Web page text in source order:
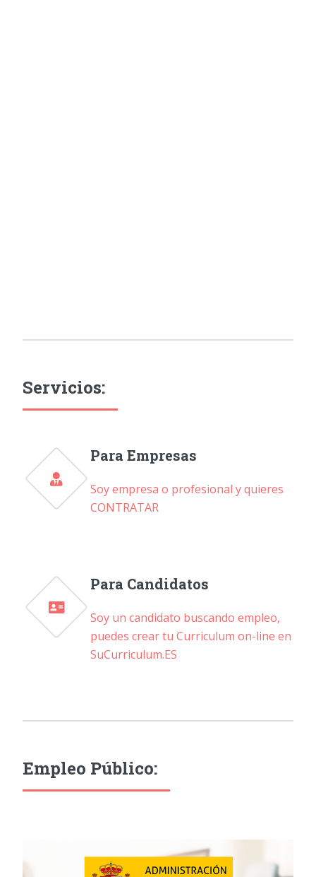
Servicios:
Para Empresas
Soy empresa o profesional y quieres
CONTRATAR
Para Candidatos
Soy un candidato buscando empleo,
puedes crear tu Curriculum on-line en
SuCurriculum.ES
Empleo Público: